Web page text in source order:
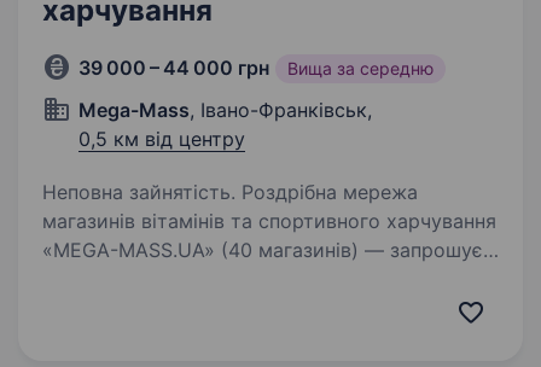
харчування
39 000 – 44 000 грн Вища за середню
Mega-Mass, Івано-Франківськ,
0,5 км від центру
Неповна зайнятість. Роздрібна мережа
магазинів вітамінів та спортивного харчування
«MEGA-MASS.UA» (40 магазинів) — запрошує